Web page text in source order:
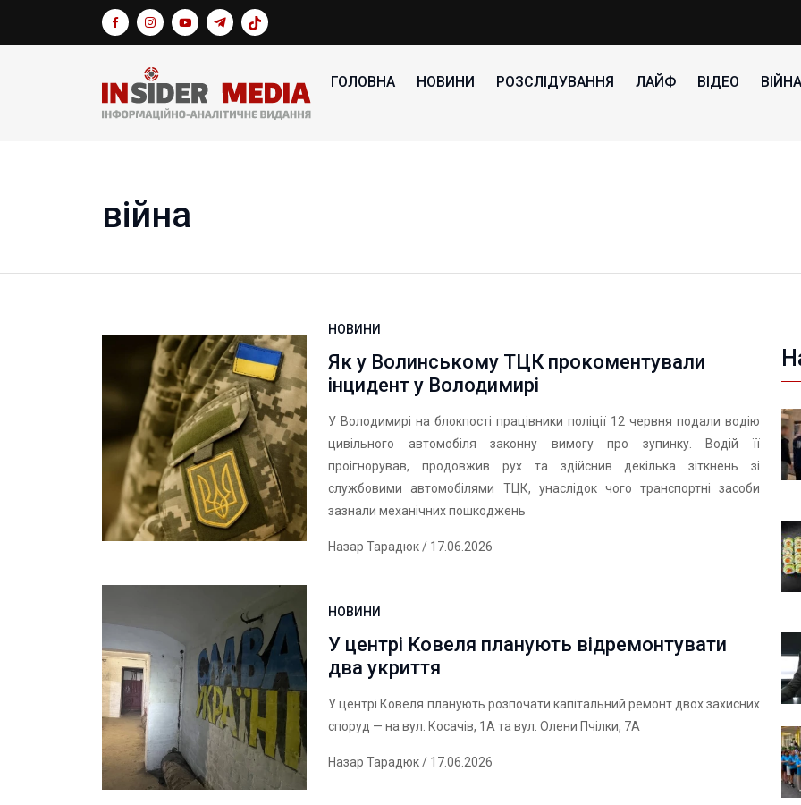
ГОЛОВНА НОВИНИ РОЗСЛІДУВАННЯ ЛАЙФ ВІДЕО ВІЙНА
війна
НОВИНИ
Як у Волинському ТЦК прокоментували
інцидент у Володимирі
У Володимирі на блокпості працівники поліції 12 червня подали водію
цивільного автомобіля законну вимогу про зупинку. Водій її
проігнорував, продовжив рух та здійснив декілька зіткнень зі
службовими автомобілями ТЦК, унаслідок чого транспортні засоби
зазнали механічних пошкоджень
Назар Тарадюк/ 17.06.2026
НОВИНИ
У центрі Ковеля планують відремонтувати
два укриття
У центрі Ковеля планують розпочати капітальний ремонт двох захисних
споруд — на вул. Косачів, 1А та вул. Олени Пчілки, 7А
Назар Тарадюк/ 17.06.2026